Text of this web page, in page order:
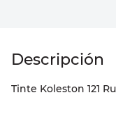
Tinte Koleston 121